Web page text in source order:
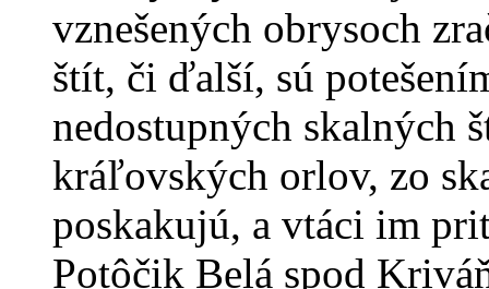
vznešených obrysoch
štít, či ďalší, sú
nedostupných skalných
kráľovských orlov, zo
poskakujú, a vtáci im
Potôčik Belá spod